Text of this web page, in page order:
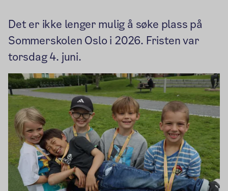
Det er ikke lenger mulig å søke plass på
Sommerskolen Oslo i 2026. Fristen var
torsdag 4. juni.